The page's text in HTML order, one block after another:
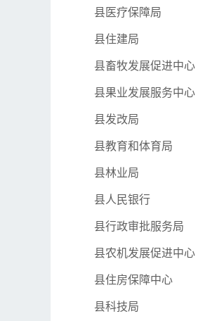
县医疗保障局
县住建局
县畜牧发展促进中心
县果业发展服务中心
县发改局
县教育和体育局
县林业局
县人民银行
县行政审批服务局
县农机发展促进中心
县住房保障中心
县科技局